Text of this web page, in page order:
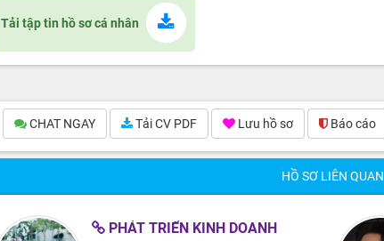
Tải tập tin hồ sơ cá nhân
CHAT NGAY Tải CV PDF Lưu hồ sơ Báo cáo
HỒ SƠ LIÊN QUAN
PHÁT TRIỂN KINH DOANH